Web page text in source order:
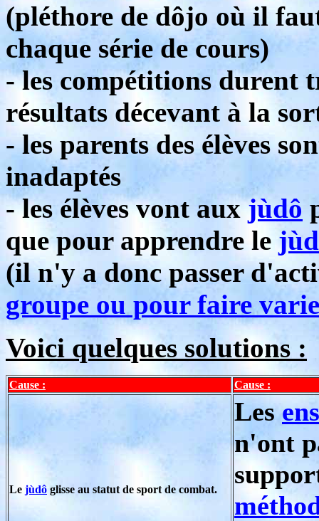
(pléthore de dôjo où il
chaque série de cours)
- les compétitions durent
résultats décevant à la
- les parents des élèves
inadaptés
- les élèves vont auxjùdô
que pour apprendre le
(il n'y a donc passer
groupe ou pour faire
Voici quelques solutions :
Cause : Cause :
Le jùdô glisse au statut de sport de combat.
Les
n'ont